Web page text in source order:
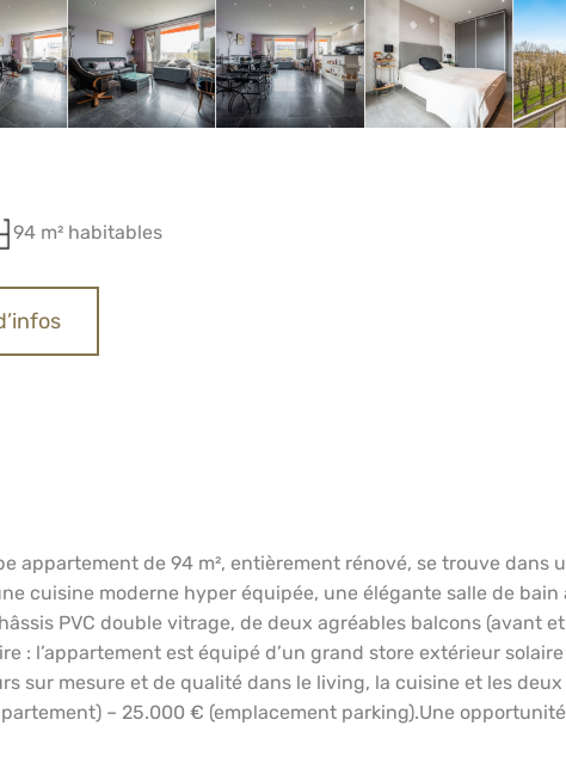
94 m² habitables
appartement de 94 m², entièrement rénové, se trouve dans
cuisine moderne hyper équipée, une élégante salle de bain
PVC double vitrage, de deux agréables balcons (avant et
: l’appartement est équipé d’un grand store extérieur
sur mesure et de qualité dans le living, la cuisine et les deux
– 25.000 € (emplacement parking).Une